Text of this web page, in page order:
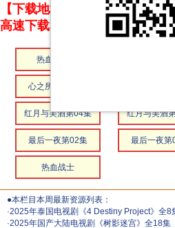
【下载地址】本站专属下载器
高速下载和在线播放 专治迅雷无
热血战士08
心之所向第06集
红月与美酒第04集 红月与美酒
最后一夜第02集 最后一夜第
热血战士
●本栏目本周最新资源列表：
·2025年泰国电视剧《4 Destiny Project》全8
·2025年国产大陆电视剧《树影迷宫》全18集